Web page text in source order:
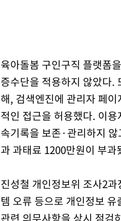
육아돌봄 구인구직 플랫폼
증수단을 적용하지 않았다.
해, 검색엔진에 관리자 페
적인 접근을 허용했다. 이
속기록을 보존·관리하지
과 과태료 1200만원이 부과
진성철 개인정보위 조사2
템 오류 등으로 개인정보
관련 의무사항을 상시 점검